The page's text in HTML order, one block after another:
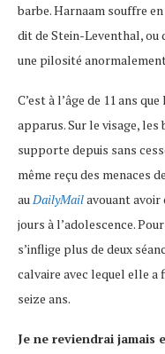
barbe. Harnaam souffre
dit de Stein-Leventhal, ou
une pilosité
C’est à l’âge de 11 ans
apparus. Sur le visage,
supporte depuis sans
même reçu des menaces
auDailyMailavouant avoir
jours à l’adolescence.
s’inflige plus de deux
calvaire avec lequel elle a
seize ans.
Je ne reviendrai jamais